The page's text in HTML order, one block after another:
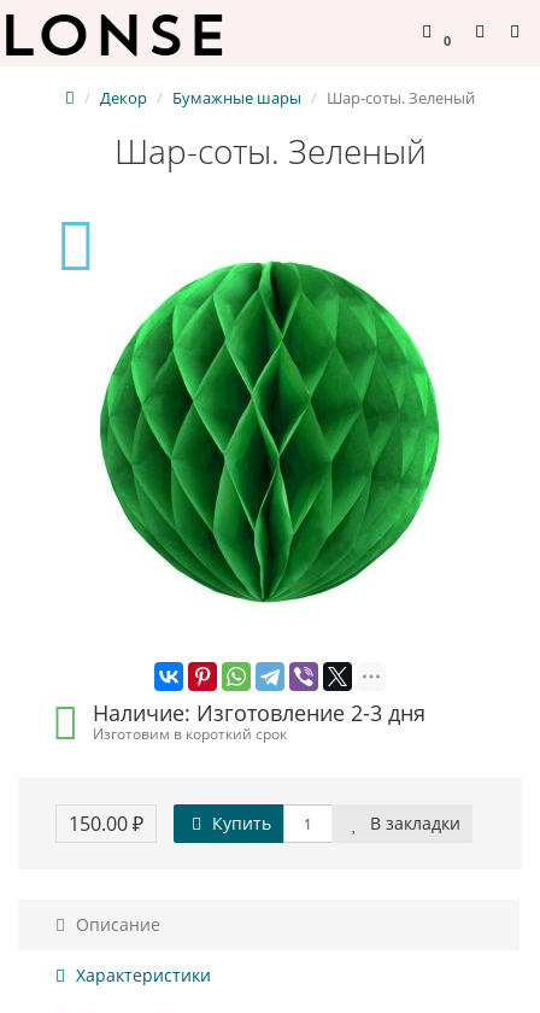
0
Декор Бумажные шары Шар-соты. Зеленый
Шар-соты. Зеленый
Наличие: Изготовление 2-3 дня
Изготовим в короткий срок
150.00 ₽ Купить В закладки
Описание
Характеристики